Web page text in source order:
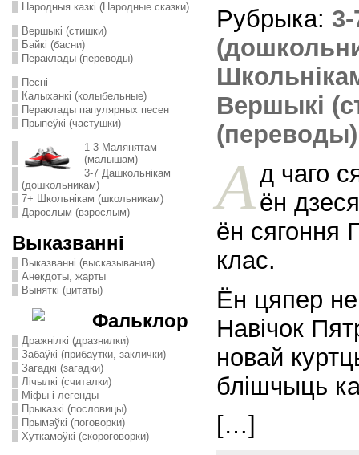
Народныя казкі (Народные сказки)
Вершыкі (стишки)
Байкі (басни)
Пераклады (переводы)
Песні
Калыханкі (колыбельные)
Пераклады папулярных песен
Прыпеўкі (частушки)
1-3 Малянятам
(малышам)
3-7 Дашкольнікам
(дошкольникам)
7+ Школьнікам (школьникам)
Дарослым (взрослым)
Выказванні
Выказванні (высказывания)
Анекдоты, жарты
Выняткі (цитаты)
Фальклор
Дражнілкі (дразнилки)
Забаўкі (прибаутки, заклички)
Загадкі (загадки)
Лічылкі (считалки)
Міфы і легенды
Прыказкі (пословицы)
Прымаўкі (поговорки)
Хуткамоўкі (скороговорки)
Рубрыка:
Вершыкі
(переводы)
Ад чаго
ён
ён сягоння
клас.
Ён цяпер
Навічок
новай
блішчыць
[…]